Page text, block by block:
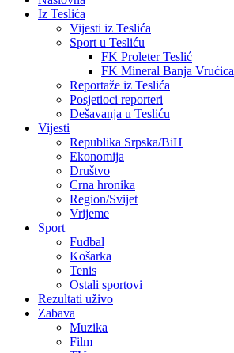
Iz Teslića
Vijesti iz Teslića
Sport u Tesliću
FK Proleter Teslić
FK Mineral Banja Vrućica
Reportaže iz Teslića
Posjetioci reporteri
Dešavanja u Tesliću
Vijesti
Republika Srpska/BiH
Ekonomija
Društvo
Crna hronika
Region/Svijet
Vrijeme
Sport
Fudbal
Košarka
Tenis
Ostali sportovi
Rezultati uživo
Zabava
Muzika
Film